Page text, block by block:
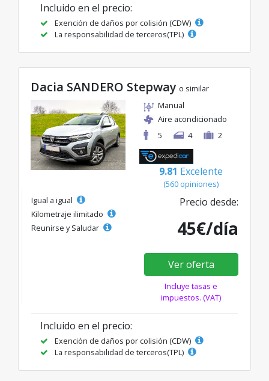
Incluido en el precio:
Exención de daños por colisión (CDW)
La responsabilidad de terceros(TPL)
Dacia SANDERO Stepway o similar
Manual
Aire acondicionado
5
4 2
9.81 Excelente
(560 opiniones)
Igual a igual
Kilometraje ilimitado
Reunirse y Saludar
Precio desde:
45€/día
Ver oferta
Incluye tasas e
impuestos. (VAT)
Incluido en el precio:
Exención de daños por colisión (CDW)
La responsabilidad de terceros(TPL)